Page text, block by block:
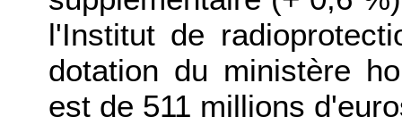
l'Institut de
dotation du ministère
est de 511 millions